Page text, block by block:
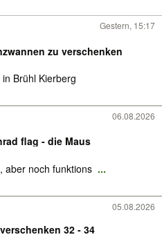
Gestern, 15:17
zu verschenken
Brühl Kierberg
06.08.2026
flag - die Maus
aber noch funktions ...
05.08.2026
32 - 34